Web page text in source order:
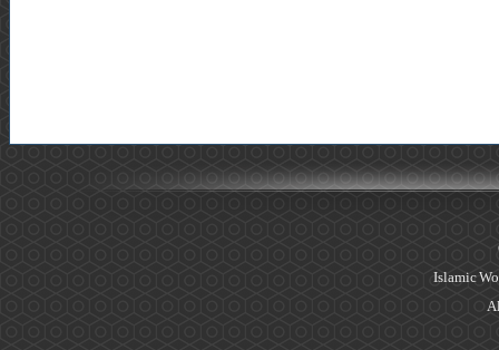
Islamic